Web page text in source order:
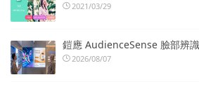
2021/03/29
鎧應 AudienceSense 臉部辨
2026/08/07